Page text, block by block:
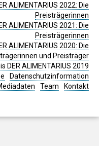
ALIMENTARIUS 2022: Die
Preisträgerinnen
ALIMENTARIUS 2021: Die
Preisträgerinnen
ALIMENTARIUS 2020: Die
und Preisträger
DER ALIMENTARIUS 2019
Datenschutzinformation
Team Kontakt